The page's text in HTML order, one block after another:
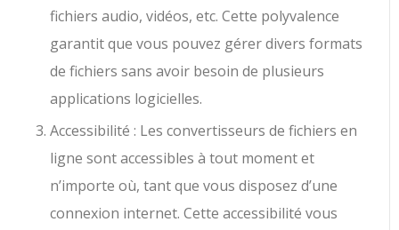
fichiers audio, vidéos, etc. Cette polyvalence
garantit que vous pouvez gérer divers formats
de fichiers sans avoir besoin de plusieurs
applications logicielles.
Accessibilité : Les convertisseurs de fichiers en
ligne sont accessibles à tout moment et
n’importe où, tant que vous disposez d’une
connexion internet. Cette accessibilité vous